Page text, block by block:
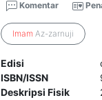
Komentar
Imam Az-zarnuji
Edisi
ISBN/ISSN
Deskripsi Fisik